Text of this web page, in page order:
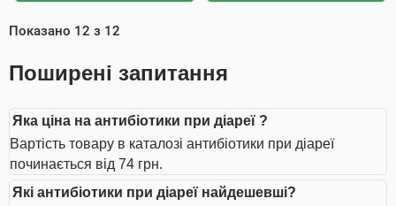
Показано 12 з 12
Поширені запитання
Яка ціна на антибіотики при діареї ?
Вартість товару в каталозі антибіотики при діареї
починається від 74 грн.
Які антибіотики при діареї найдешевші?